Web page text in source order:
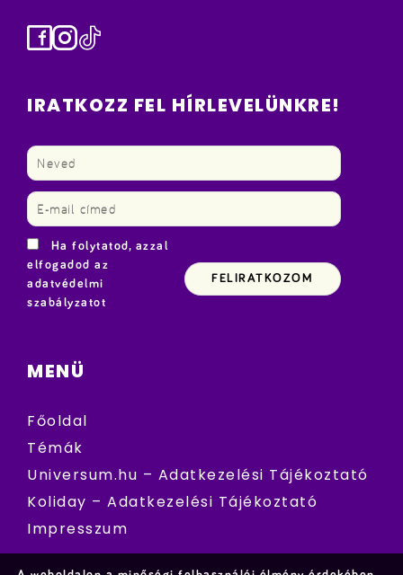
Facebook
Instagram
TikTok
IRATKOZZ FEL HÍRLEVELÜNKRE!
Ha folytatod, azzal
elfogadod az
adatvédelmi
szabályzatot
MENÜ
Főoldal
Témák
Universum.hu – Adatkezelési Tájékoztató
Koliday – Adatkezelési Tájékoztató
Impresszum